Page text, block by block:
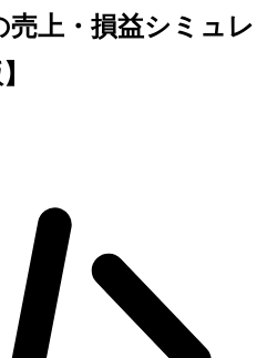
上・損益シミュレ